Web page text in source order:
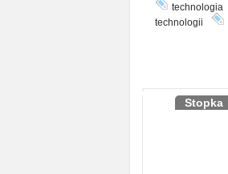
technologia
technologii
Stopka